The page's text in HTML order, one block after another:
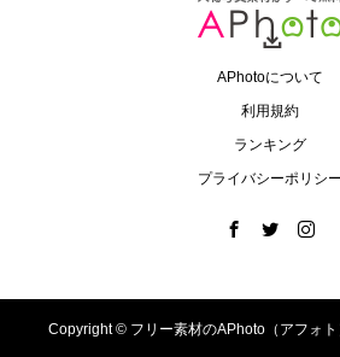
APhotoについて
利用規約
ランキング
プライバシーポリシー
Copyright © フリー素材のAPhoto（アフォ